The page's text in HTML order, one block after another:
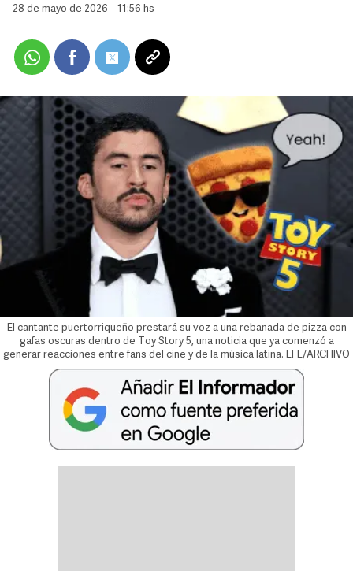
28 de mayo de 2026 - 11:56 hs
El cantante puertorriqueño prestará su voz a una rebanada de pizza con
gafas oscuras dentro de Toy Story 5, una noticia que ya comenzó a
generar reacciones entre fans del cine y de la música latina. EFE/ARCHIVO